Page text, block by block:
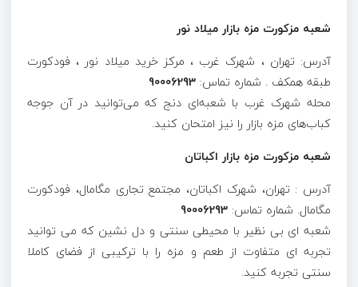
شعبه مزکورت مزه بازار میلاد نور
آدرس: تهران ، شهرک غرب ، مرکز خرید میلاد نور ، فودکورت
طبقه همکف . شماره تماس: 90006293
محله شهرک غرب با شعبه‌ای دنج که می‌توانید در آن جوجه
کباب‌های مزه بازار را نیز امتحان کنید.
شعبه مزکورت مزه بازار اکباتان
آدرس : تهران، شهرک اکباتان، مجتمع تجاری مگامال، فودکورت
مگامال. شماره تماس: 90006293
شعبه ای بی نظیر با محیطی سنتی و دل نشین که می توانید
تجربه ای متفاوت از طعم و مزه را با ترکیبی از فضای کاملا
سنتی تجربه کنید.